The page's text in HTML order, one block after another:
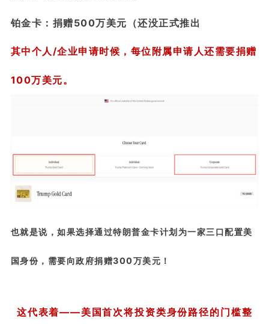
铂金卡：捐赠500万美元（还没正式推出
其中个人/企业申请时候，每位附属申请人还需要捐赠
100万美元。
也就是说，如果选择通过特朗普金卡计划为一家三口配置美
国身份，需要向政府捐赠300万美元！
这代表着——美国首次将投资类身份路径的门槛整